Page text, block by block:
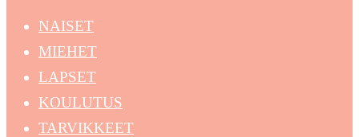
NAISET
MIEHET
LAPSET
KOULUTUS
TARVIKKEET